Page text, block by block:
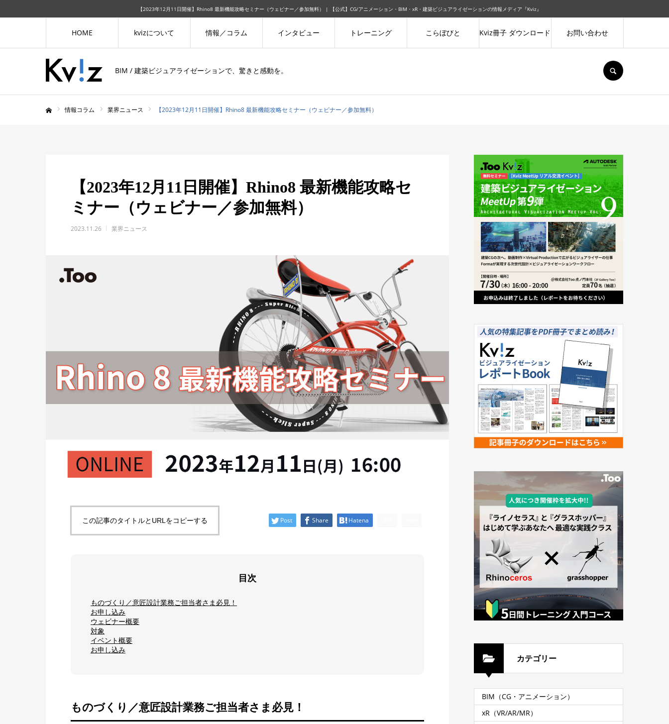
【2023年12月11日開催】Rhino8 最新機能攻略セミナー（ウェビナー／参加無料） | 【公式】CG/アニメーション・BIM・xR・建築ビジュアライゼーションの情報メディア『Kviz』
BIM / 建築ビジュアライゼーションで、驚きと感動を。
HOME kvizについて 情報／コラム インタビュー トレーニング こらぼびと Kviz冊子 ダウンロード お問い合わせ
情報コラム 業界ニュース 【2023年12月11日開催】Rhino8 最新機能攻略セミナー（ウェビナー／参加無料）
【2023年12月11日開催】Rhino8 最新機能攻略セ
ミナー（ウェビナー／参加無料）
2023.11.26 業界ニュース
Post Share Hatena
この記事のタイトルとURLをコピーする
目次
ものづくり／意匠設計業務ご担当者さま必見！
お申し込み
ウェビナー概要
対象
イベント概要
お申し込み
ものづくり／意匠設計業務ご担当者さま必見！
カテゴリー
BIM（CG・アニメーション）
xR（VR/AR/MR）